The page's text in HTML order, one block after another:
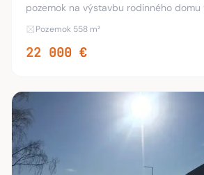
pozemok na výstavbu rodinného domu
Rozloha pozemku je: 558 m2. Šírka pozemku: 13 m2 Dĺžka
Pozemok 558 m²
22 000 €